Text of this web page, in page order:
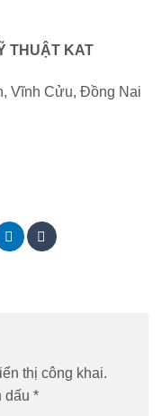
THUẬT KAT
Vĩnh Cửu, Đồng Nai
thị công khai.
dấu *